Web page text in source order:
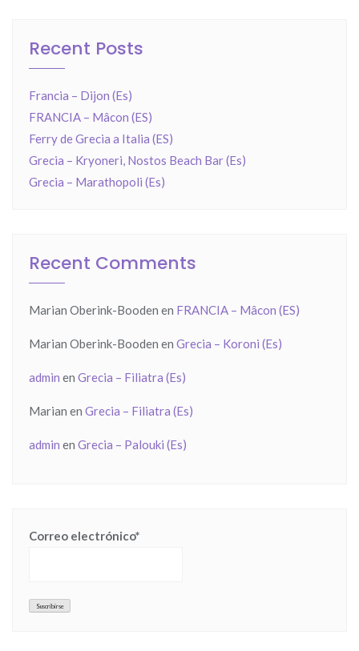
Recent Posts
Francia – Dijon (Es)
FRANCIA – Mâcon (ES)
Ferry de Grecia a Italia (ES)
Grecia – Kryoneri, Nostos Beach Bar (Es)
Grecia – Marathopoli (Es)
Recent Comments
Marian Oberink-Booden en FRANCIA – Mâcon (ES)
Marian Oberink-Booden en Grecia – Koroni (Es)
admin en Grecia – Filiatra (Es)
Marian en Grecia – Filiatra (Es)
admin en Grecia – Palouki (Es)
Correo electrónico*